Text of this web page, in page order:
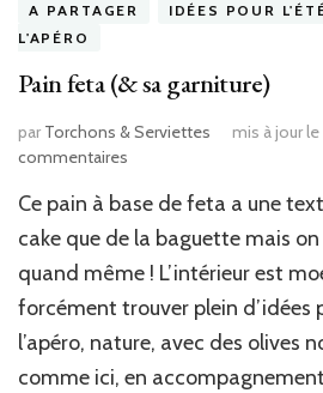
A PARTAGER IDÉES POUR
L'APÉRO
Pain feta (& sa garniture)
par Torchons & Serviettes mis à jour le
commentaires
feta
(&
garniture)
Ce pain à base de feta a une
cake que de la baguette mais on
quand même ! L’intérieur est
forcément trouver plein d’idées
l’apéro, nature, avec des olives
comme ici, en accompagnement